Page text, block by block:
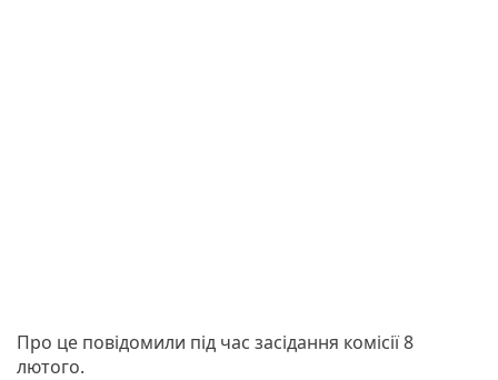
Про це повідомили під час засідання комісії 8
лютого.